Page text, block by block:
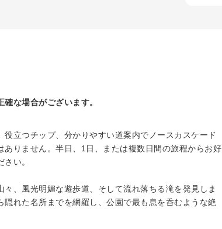
な場合がございます。
立つチップ、分かりやすい道案内でノースカスケード
りません。半日、1日、または複数日間の旅程からお好
い。
、風光明媚な遊歩道、そして流れ落ちる滝を発見しま
れた名所までを網羅し、公園で最も息を呑むような絶